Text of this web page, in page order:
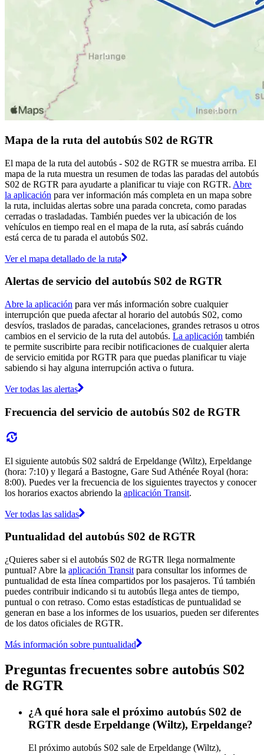
Mapa de la ruta del autobús S02 de RGTR
El mapa de la ruta del autobús - S02 de RGTR se muestra arriba. El
mapa de la ruta muestra un resumen de todas las paradas del autobús
S02 de RGTR para ayudarte a planificar tu viaje con RGTR. Abre
la aplicación para ver información más completa en un mapa sobre
la ruta, incluidas alertas sobre una parada concreta, como paradas
cerradas o trasladadas. También puedes ver la ubicación de los
vehículos en tiempo real en el mapa de la ruta, así sabrás cuándo
está cerca de tu parada el autobús S02.
Ver el mapa detallado de la ruta
Alertas de servicio del autobús S02 de RGTR
Abre la aplicación para ver más información sobre cualquier
interrupción que pueda afectar al horario del autobús S02, como
desvíos, traslados de paradas, cancelaciones, grandes retrasos u otros
cambios en el servicio de la ruta del autobús. La aplicación también
te permite suscribirte para recibir notificaciones de cualquier alerta
de servicio emitida por RGTR para que puedas planificar tu viaje
sabiendo si hay alguna interrupción activa o futura.
Ver todas las alertas
Frecuencia del servicio de autobús S02 de RGTR
El siguiente autobús S02 saldrá de Erpeldange (Wiltz), Erpeldange
(hora: 7:10) y llegará a Bastogne, Gare Sud Athénée Royal (hora:
8:00). Puedes ver la frecuencia de los siguientes trayectos y conocer
los horarios exactos abriendo la aplicación Transit.
Ver todas las salidas
Puntualidad del autobús S02 de RGTR
¿Quieres saber si el autobús S02 de RGTR llega normalmente
puntual? Abre la aplicación Transit para consultar los informes de
puntualidad de esta línea compartidos por los pasajeros. Tú también
puedes contribuir indicando si tu autobús llega antes de tiempo,
puntual o con retraso. Como estas estadísticas de puntualidad se
generan en base a los informes de los usuarios, pueden ser diferentes
de los datos oficiales de RGTR.
Más información sobre puntualidad
Preguntas frecuentes sobre autobús S02
de RGTR
¿A qué hora sale el próximo autobús S02 de
RGTR desde Erpeldange (Wiltz), Erpeldange?
El próximo autobús S02 sale de Erpeldange (Wiltz),